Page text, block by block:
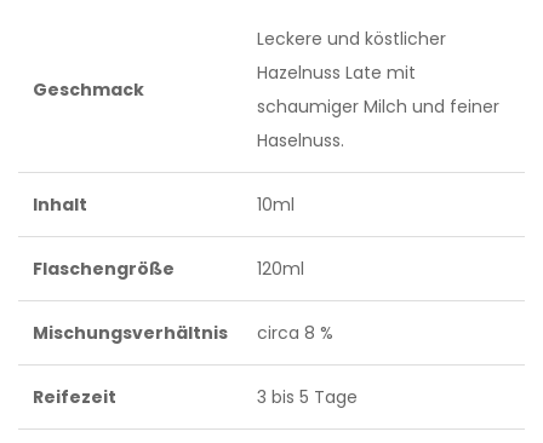
Geschmack
Leckere und köstlicher
Hazelnuss Late mit
schaumiger Milch und feiner
Haselnuss.
Inhalt 10ml
Flaschengröße 120ml
Mischungsverhältnis circa 8 %
Reifezeit 3 bis 5 Tage